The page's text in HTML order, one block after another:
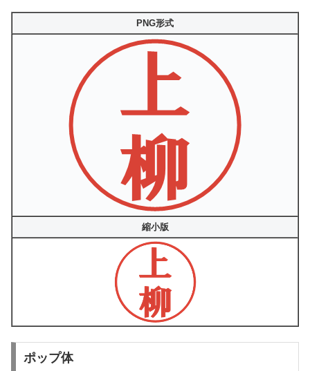
PNG形式
縮小版
ポップ体